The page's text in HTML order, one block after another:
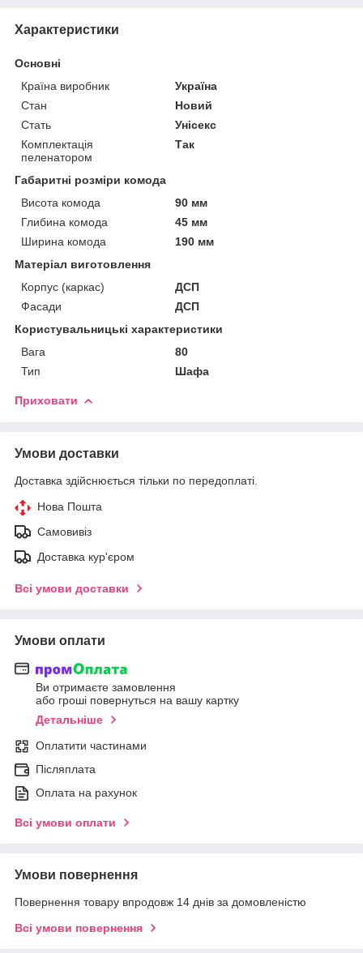
Характеристики
Основні
Країна виробник
Україна
Стан
Новий
Стать
Унісекс
Комплектація
пеленатором
Так
Габаритні розміри комода
Висота комода
90 мм
Глибина комода
45 мм
Ширина комода
190 мм
Матеріал виготовлення
Корпус (каркас)
ДСП
Фасади
ДСП
Користувальницькі характеристики
Вага
80
Тип
Шафа
Приховати
Умови доставки
Доставка здійснюється тільки по передоплаті.
Нова Пошта
Самовивіз
Доставка кур'єром
Всі умови доставки
Умови оплати
Ви отримаєте замовлення
або гроші повернуться на вашу картку
Детальніше
Оплатити частинами
Післяплата
Оплата на рахунок
Всі умови оплати
Умови повернення
Повернення товару впродовж 14 днів за домовленістю
Всі умови повернення